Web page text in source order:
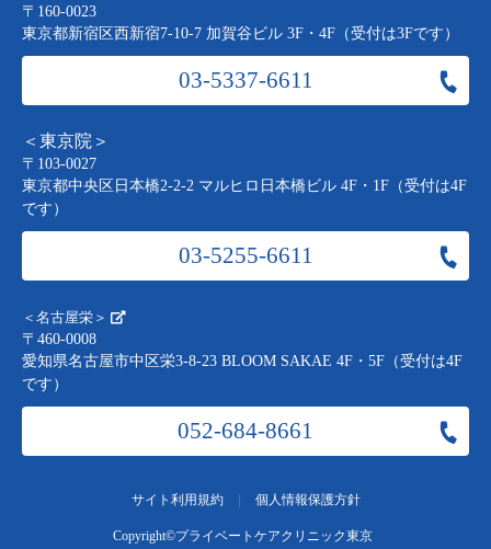
〒160-0023
東京都新宿区西新宿7-10-7 加賀谷ビル 3F・4F（受付は3Fです）
03-5337-6611
＜東京院＞
〒103-0027
東京都中央区日本橋2-2-2 マルヒロ日本橋ビル 4F・1F（受付は4F
です）
03-5255-6611
＜名古屋栄＞
〒460-0008
愛知県名古屋市中区栄3-8-23 BLOOM SAKAE 4F・5F（受付は4F
です）
052-684-8661
サイト利用規約 | 個人情報保護方針
Copyright©プライベートケアクリニック東京